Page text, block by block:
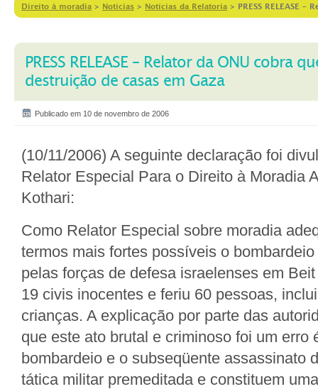
Direito à moradia > Notícias > Notícias da Relatoria > PRESS RELEASE
PRESS RELEASE – Relator da ONU cobra
destruição de casas em Gaza
Publicado em 10 de novembro de 2006
(10/11/2006) A seguinte declaração foi
Relator Especial Para o Direito à Moradia
Kothari:
Como Relator Especial sobre moradia
termos mais fortes possíveis o
pelas forças de defesa israelenses em
19 civis inocentes e feriu 60 pessoas,
crianças. A explicação por parte das
que este ato brutal e criminoso foi um erro
bombardeio e o subseqüente assassinato
tática militar premeditada e constituem